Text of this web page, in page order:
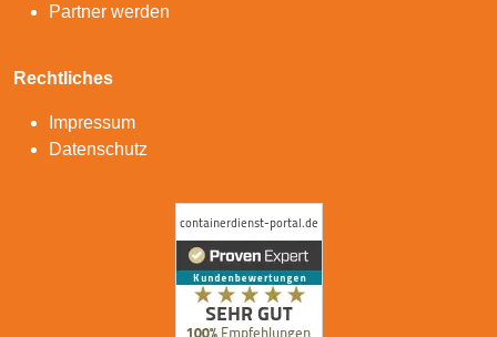
Partner werden
Rechtliches
Impressum
Datenschutz